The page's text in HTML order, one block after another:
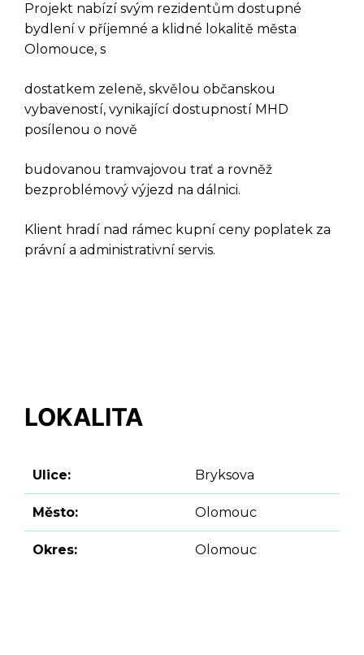
Projekt nabízí svým rezidentům dostupné
bydlení v příjemné a klidné lokalitě města
Olomouce, s
dostatkem zeleně, skvělou občanskou
vybaveností, vynikající dostupností MHD
posílenou o nově
budovanou tramvajovou trať a rovněž
bezproblémový výjezd na dálnici.
Klient hradí nad rámec kupní ceny poplatek za
právní a administrativní servis.
LOKALITA
Ulice: Bryksova
Město: Olomouc
Okres: Olomouc
DOTAZ K TÉTO
NEMOVITOSTI